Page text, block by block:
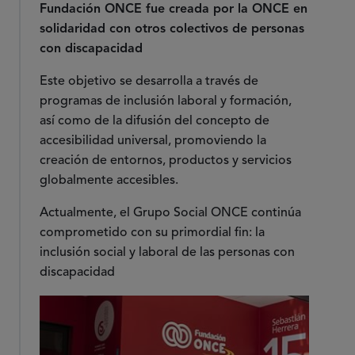
Fundación ONCE fue creada por la ONCE en
solidaridad con otros colectivos de personas
con discapacidad
Este objetivo se desarrolla a través de
programas de inclusión laboral y formación,
así como de la difusión del concepto de
accesibilidad universal, promoviendo la
creación de entornos, productos y servicios
globalmente accesibles.
Actualmente, el Grupo Social ONCE continúa
comprometido con su primordial fin: la
inclusión social y laboral de las personas con
discapacidad